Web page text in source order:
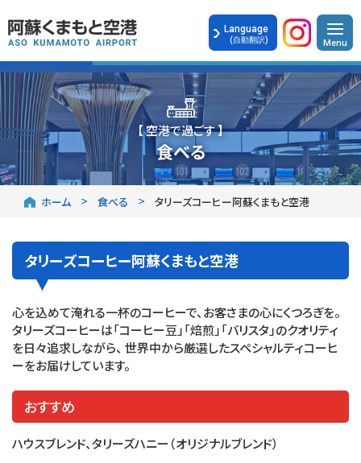
Language
(自動翻訳)
【 空港で過ごす 】
食べる
ホーム 食べる タリーズコーヒー阿蘇くまもと空港
タリーズコーヒー阿蘇くまもと空港
心を込めて淹れる一杯のコーヒーで、お客さまの心にくつろぎを。
タリーズコーヒーは「コーヒー豆」「焙煎」「バリスタ」のクオリティ
を日々追求しながら、 世界中から厳選したスペシャルティコーヒ
ーをお届けしています。
おすすめ
ハウスブレンド、タリーズハニー（オリジナルブレンド）